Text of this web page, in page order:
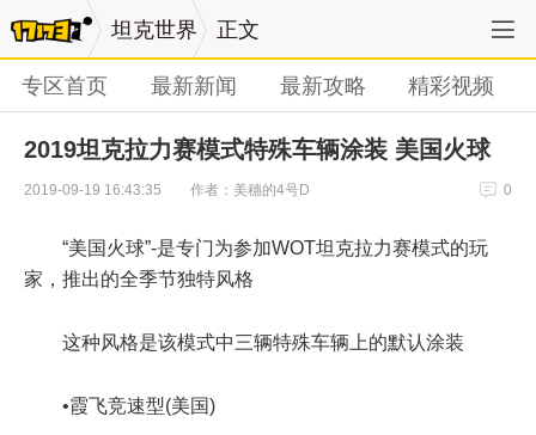
坦克世界 正文
专区首页 最新新闻 最新攻略 精彩视频
2019坦克拉力赛模式特殊车辆涂装 美国火球
2019-09-19 16:43:35 作者：美穗的4号D 0
“美国火球”-是专门为参加WOT坦克拉力赛模式的玩
家，推出的全季节独特风格
这种风格是该模式中三辆特殊车辆上的默认涂装
•霞飞竞速型(美国)